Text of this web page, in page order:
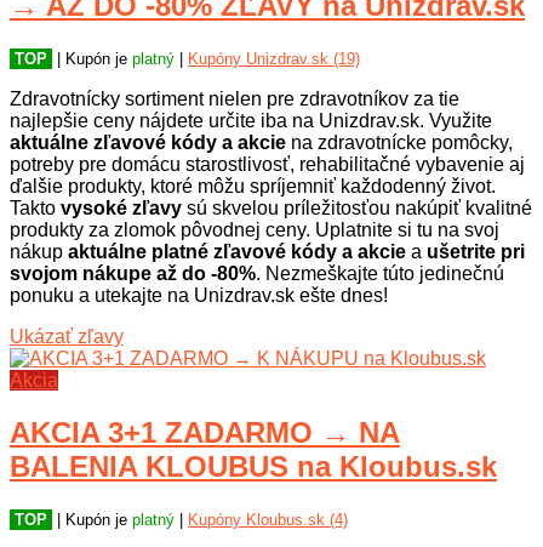
TOP | Kupón je platný Kupóny Unizdrav.sk (19)
Zdravotnícky sortiment nielen pre zdravotníkov za tie
najlepšie ceny nájdete určite iba na Unizdrav.sk. Využite
aktuálne zľavové kódy a akcie na zdravotnícke pomôcky,
potreby pre domácu starostlivosť, rehabilitačné vybavenie aj
ďalšie produkty, ktoré môžu spríjemniť každodenný život.
Takto vysoké zľavy sú skvelou príležitosťou nakúpiť kvalitné
produkty za zlomok pôvodnej ceny. Uplatnite si tu na svoj
nákup aktuálne platné zľavové kódy a akcie a ušetrite pri
svojom nákupe až do -80%. Nezmeškajte túto jedinečnú
ponuku a utekajte na Unizdrav.sk ešte dnes!
Ukázať zľavy
Akcia
AKCIA 3+1 ZADARMO → NA
BALENIA KLOUBUS na Kloubus.sk
TOP | Kupón je platný Kupóny Kloubus.sk (4)